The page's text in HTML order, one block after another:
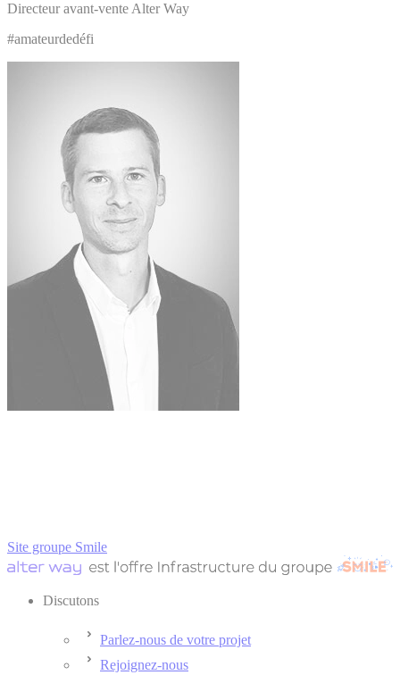
Directeur avant-vente Alter Way
#amateurdedéfi
Site groupe Smile
Discutons
Parlez-nous de votre projet
Rejoignez-nous